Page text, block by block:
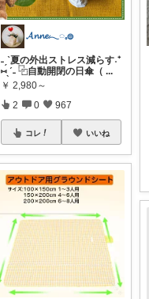
𝓐𝓷𝓷𝓮𓂃◌𓈒𓐍
˗ˏˋ夏の外出ストレス減らす˖⁺
⑅ˎˊ˗ ⿻自動開閉の日傘（ ...
￥ 2,980～
2 0 967
コレ いいね